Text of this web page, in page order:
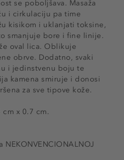
se poboljšava. Masaža
i cirkulaciju pa time
kisikom i uklanjati toksine,
smanjuje bore i fine linije.
oval lica. Oblikuje
obrve. Dodatno, svaki
i jedinstvenu boju te
kamena smiruje i donosi
za sve tipove kože.
x 0.7 cm.
NEKONVENCIONALNOJ